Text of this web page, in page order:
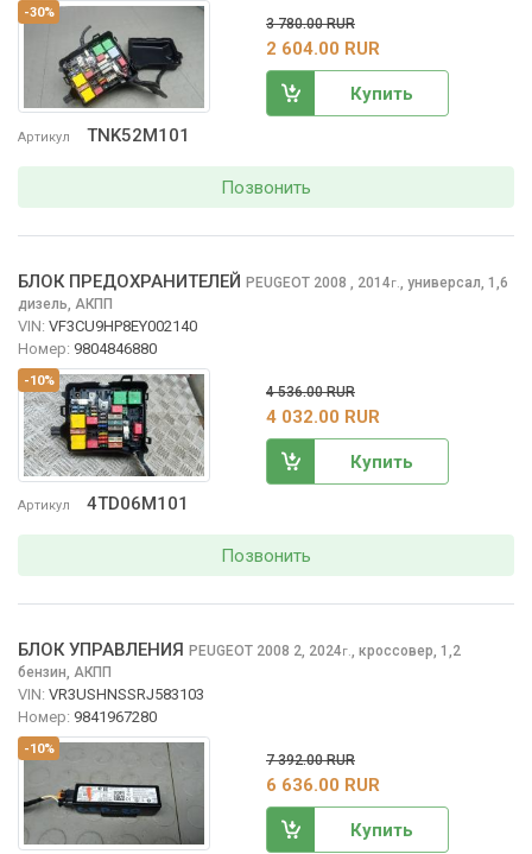
-30%
Артикул TNK52M101
3 780.00 RUR
2 604.00 RUR
Купить
Позвонить
-10%
Артикул 4TD06M101
БЛОК ПРЕДОХРАНИТЕЛЕЙ PEUGEOT 2008 , 2014г. универсал, 1,6
дизель, АКПП
VIN: VF3CU9HP8EY002140
Номер: 9804846880
4 536.00 RUR
4 032.00 RUR
Купить
Позвонить
-10%
БЛОК УПРАВЛЕНИЯ PEUGEOT 2008 2, 2024г. кроссовер, 1,2
бензин, АКПП
VIN: VR3USHNSSRJ583103
Номер: 9841967280
7 392.00 RUR
6 636.00 RUR
Купить